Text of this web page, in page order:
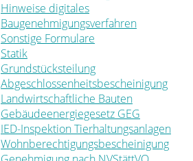
Hinweise digitales
Baugenehmigungsverfahren
Sonstige Formulare
Statik
Grundstücksteilung
Abgeschlossenheitsbescheinigung
Landwirtschaftliche Bauten
Gebäudeenergiegesetz GEG
IED-Inspektion Tierhaltungsanlagen
Wohnberechtigungsbescheinigung